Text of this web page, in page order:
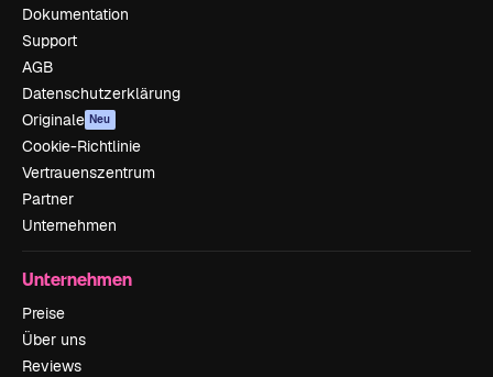
Dokumentation
Support
AGB
Datenschutzerklärung
Originale Neu
Cookie-Richtlinie
Vertrauenszentrum
Partner
Unternehmen
Unternehmen
Preise
Über uns
Reviews